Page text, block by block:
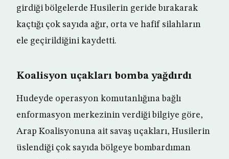
girdiği bölgelerde Husilerin geride bırakarak
kaçtığı çok sayıda ağır, orta ve hafif silahların
ele geçirildiğini kaydetti.
Koalisyon uçakları bomba yağdırdı
Hudeyde operasyon komutanlığına bağlı
enformasyon merkezinin verdiği bilgiye göre,
Arap Koalisyonuna ait savaş uçakları, Husilerin
üslendiği çok sayıda bölgeye bombardıman